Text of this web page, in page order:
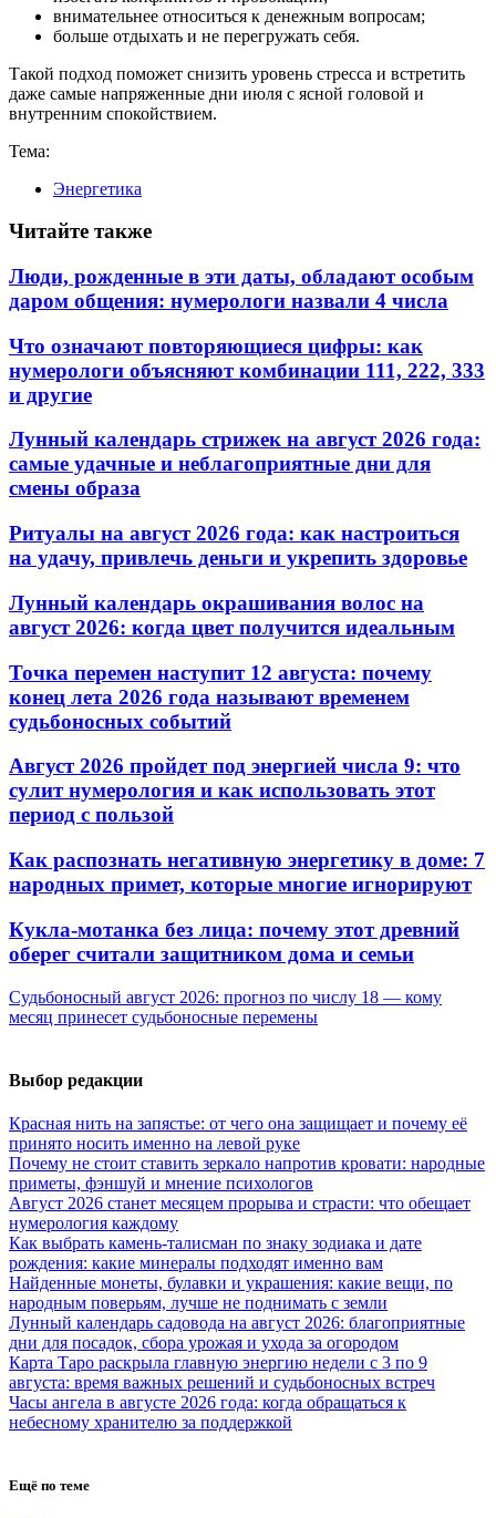
внимательнее относиться к денежным вопросам;
больше отдыхать и не перегружать себя.
Такой подход поможет снизить уровень стресса и встретить
даже самые напряженные дни июля с ясной головой и
внутренним спокойствием.
Тема:
Энергетика
Читайте также
Люди, рожденные в эти даты, обладают особым
даром общения: нумерологи назвали 4 числа
Что означают повторяющиеся цифры: как
нумерологи объясняют комбинации 111, 222, 333
и другие
Лунный календарь стрижек на август 2026 года:
самые удачные и неблагоприятные дни для
смены образа
Ритуалы на август 2026 года: как настроиться
на удачу, привлечь деньги и укрепить здоровье
Лунный календарь окрашивания волос на
август 2026: когда цвет получится идеальным
Точка перемен наступит 12 августа: почему
конец лета 2026 года называют временем
судьбоносных событий
Август 2026 пройдет под энергией числа 9: что
сулит нумерология и как использовать этот
период с пользой
Как распознать негативную энергетику в доме: 7
народных примет, которые многие игнорируют
Кукла-мотанка без лица: почему этот древний
оберег считали защитником дома и семьи
Судьбоносный август 2026: прогноз по числу 18 — кому
месяц принесет судьбоносные перемены
Выбор редакции
Красная нить на запястье: от чего она защищает и почему её
принято носить именно на левой руке
Почему не стоит ставить зеркало напротив кровати: народные
приметы, фэншуй и мнение психологов
Август 2026 станет месяцем прорыва и страсти: что обещает
нумерология каждому
Как выбрать камень-талисман по знаку зодиака и дате
рождения: какие минералы подходят именно вам
Найденные монеты, булавки и украшения: какие вещи, по
народным поверьям, лучше не поднимать с земли
Лунный календарь садовода на август 2026: благоприятные
дни для посадок, сбора урожая и ухода за огородом
Карта Таро раскрыла главную энергию недели с 3 по 9
августа: время важных решений и судьбоносных встреч
Часы ангела в августе 2026 года: когда обращаться к
небесному хранителю за поддержкой
Ещё по теме